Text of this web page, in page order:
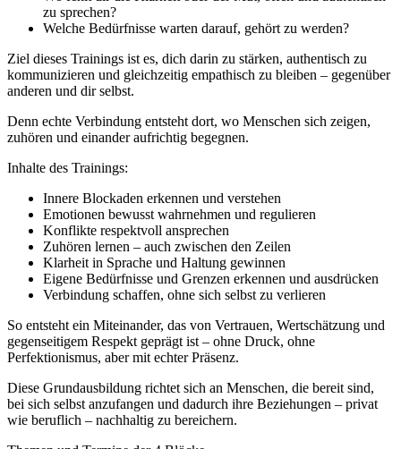
zu sprechen?
Welche Bedürfnisse warten darauf, gehört zu werden?
Ziel dieses Trainings ist es, dich darin zu stärken, authentisch zu
kommunizieren und gleichzeitig empathisch zu bleiben – gegenüber
anderen und dir selbst.
Denn echte Verbindung entsteht dort, wo Menschen sich zeigen,
zuhören und einander aufrichtig begegnen.
Inhalte des Trainings:
Innere Blockaden erkennen und verstehen
Emotionen bewusst wahrnehmen und regulieren
Konflikte respektvoll ansprechen
Zuhören lernen – auch zwischen den Zeilen
Klarheit in Sprache und Haltung gewinnen
Eigene Bedürfnisse und Grenzen erkennen und ausdrücken
Verbindung schaffen, ohne sich selbst zu verlieren
So entsteht ein Miteinander, das von Vertrauen, Wertschätzung und
gegenseitigem Respekt geprägt ist – ohne Druck, ohne
Perfektionismus, aber mit echter Präsenz.
Diese Grundausbildung richtet sich an Menschen, die bereit sind,
bei sich selbst anzufangen und dadurch ihre Beziehungen – privat
wie beruflich – nachhaltig zu bereichern.